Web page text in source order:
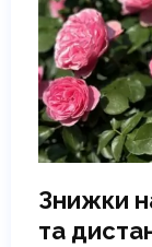
Знижки
та